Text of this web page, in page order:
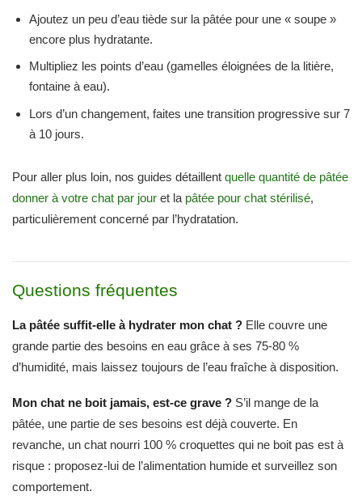
Ajoutez un peu d’eau tiède sur la pâtée pour une « soupe »
encore plus hydratante.
Multipliez les points d’eau (gamelles éloignées de la litière,
fontaine à eau).
Lors d’un changement, faites une transition progressive sur 7
à 10 jours.
Pour aller plus loin, nos guides détaillent quelle quantité de pâtée
donner à votre chat par jour et la pâtée pour chat stérilisé,
particulièrement concerné par l’hydratation.
Questions fréquentes
La pâtée suffit-elle à hydrater mon chat ? Elle couvre une
grande partie des besoins en eau grâce à ses 75-80 %
d’humidité, mais laissez toujours de l’eau fraîche à disposition.
Mon chat ne boit jamais, est-ce grave ? S’il mange de la
pâtée, une partie de ses besoins est déjà couverte. En
revanche, un chat nourri 100 % croquettes qui ne boit pas est à
risque : proposez-lui de l’alimentation humide et surveillez son
comportement.